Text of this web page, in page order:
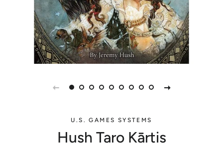
U.S. GAMES SYSTEMS
Hush Taro Kārtis